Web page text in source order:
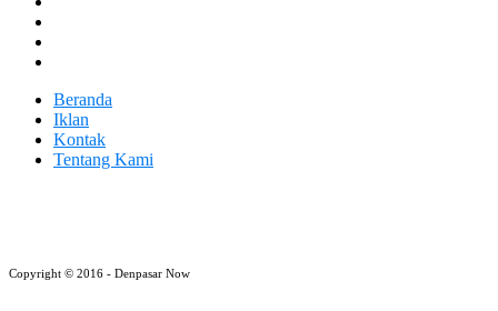
Beranda
Iklan
Kontak
Tentang Kami
Copyright © 2016 - Denpasar Now